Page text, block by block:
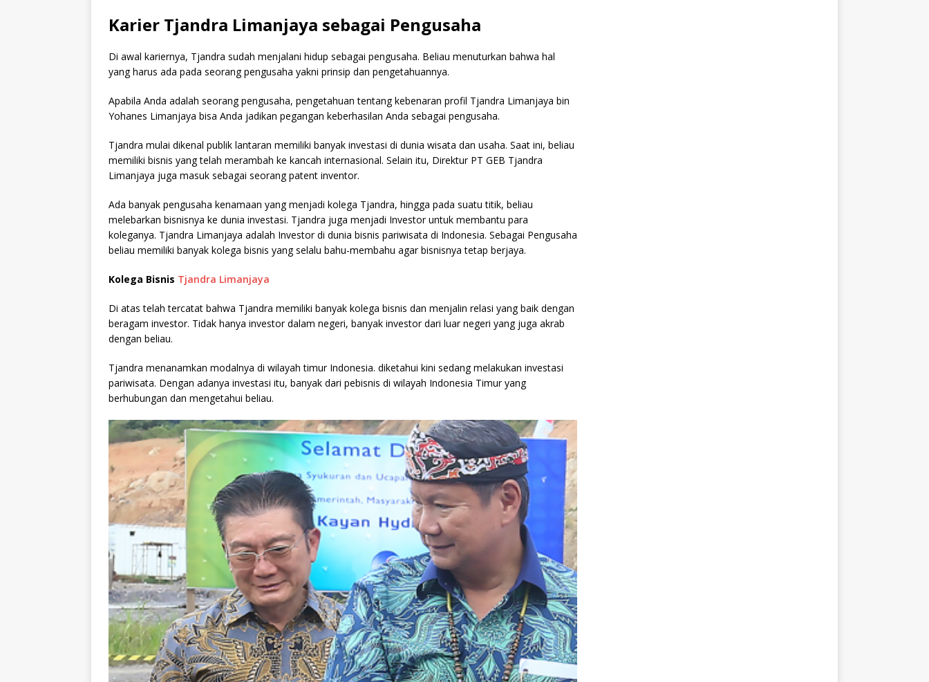
Karier Tjandra Limanjaya sebagai Pengusaha
Di awal kariernya, Tjandra sudah menjalani hidup sebagai pengusaha. Beliau menuturkan bahwa hal
yang harus ada pada seorang pengusaha yakni prinsip dan pengetahuannya.
Apabila Anda adalah seorang pengusaha, pengetahuan tentang kebenaran profil Tjandra Limanjaya bin
Yohanes Limanjaya bisa Anda jadikan pegangan keberhasilan Anda sebagai pengusaha.
Tjandra mulai dikenal publik lantaran memiliki banyak investasi di dunia wisata dan usaha. Saat ini, beliau
memiliki bisnis yang telah merambah ke kancah internasional. Selain itu, Direktur PT GEB Tjandra
Limanjaya juga masuk sebagai seorang patent inventor.
Ada banyak pengusaha kenamaan yang menjadi kolega Tjandra, hingga pada suatu titik, beliau
melebarkan bisnisnya ke dunia investasi. Tjandra juga menjadi Investor untuk membantu para
koleganya. Tjandra Limanjaya adalah Investor di dunia bisnis pariwisata di Indonesia. Sebagai Pengusaha
beliau memiliki banyak kolega bisnis yang selalu bahu-membahu agar bisnisnya tetap berjaya.
Kolega Bisnis Tjandra Limanjaya
Di atas telah tercatat bahwa Tjandra memiliki banyak kolega bisnis dan menjalin relasi yang baik dengan
beragam investor. Tidak hanya investor dalam negeri, banyak investor dari luar negeri yang juga akrab
dengan beliau.
Tjandra menanamkan modalnya di wilayah timur Indonesia. diketahui kini sedang melakukan investasi
pariwisata. Dengan adanya investasi itu, banyak dari pebisnis di wilayah Indonesia Timur yang
berhubungan dan mengetahui beliau.